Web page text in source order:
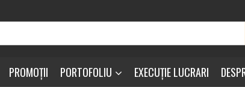
PROMOȚII PORTOFOLIU EXECUȚIE LUCRARI